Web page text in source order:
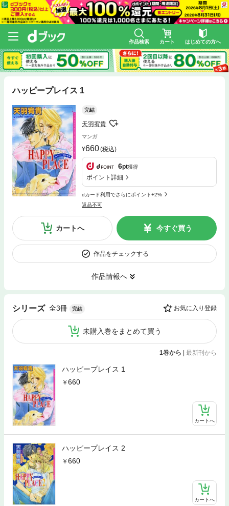
作品検索 カート はじめての方へ
ハッピープレイス 1
完結
天羽宥貴
マンガ
660(税込)
6pt獲得
ポイント詳細
dカード利用でさらにポイント+2%
返品不可
カートへ 今すぐ買う
作品をチェックする
作品情報へ
シリーズ 全3冊 完結 お気に入り登録
未購入巻をまとめて買う
1巻から 最新刊から
ハッピープレイス 1
660
カートへ
ハッピープレイス 2
660
カートへ